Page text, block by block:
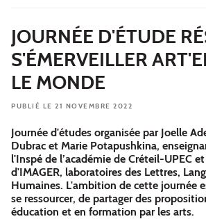
JOURNÉE D'ÉTUDE
S'ÉMERVEILLER
LE MONDE
PUBLIÉ LE 21 NOVEMBRE 2022
Journée d'études organisée par Joelle
Dubrac et Marie Potapushkina,
l'Inspé de l’académie de Créteil-UPEC
d'IMAGER, laboratoires des Lettres,
Humaines. L'ambition de cette journée
se ressourcer, de partager des
éducation et en formation par les arts.